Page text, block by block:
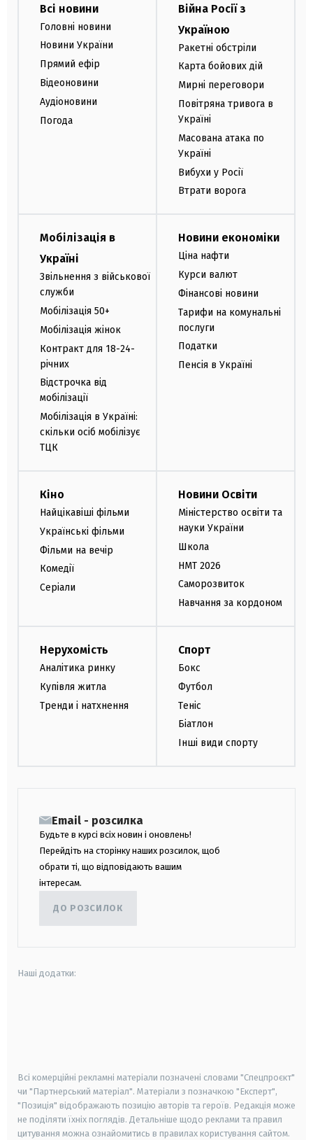
Всі новини
Головні новини
Новини України
Прямий ефір
Відеоновини
Аудіоновини
Погода
Війна Росії з
Україною
Ракетні обстріли
Карта бойових дій
Мирні переговори
Повітряна тривога в
Україні
Масована атака по
Україні
Вибухи у Росії
Втрати ворога
Мобілізація в
Україні
Звільнення з військової
служби
Мобілізація 50+
Мобілізація жінок
Контракт для 18-24-
річних
Відстрочка від
мобілізації
Мобілізація в Україні:
скільки осіб мобілізує
ТЦК
Новини економіки
Ціна нафти
Курси валют
Фінансові новини
Тарифи на комунальні
послуги
Податки
Пенсія в Україні
Кіно
Найцікавіші фільми
Українські фільми
Фільми на вечір
Комедії
Серіали
Новини Освіти
Міністерство освіти та
науки України
Школа
НМТ 2026
Саморозвиток
Навчання за кордоном
Нерухомість
Аналітика ринку
Купівля житла
Тренди і натхнення
Спорт
Бокс
Футбол
Теніс
Біатлон
Інші види спорту
Email - розсилка
Будьте в курсі всіх новин і оновлень!
Перейдіть на сторінку наших розсилок, щоб
обрати ті, що відповідають вашим
інтересам.
ДО РОЗСИЛОК
Наші додатки:
Всі комерційні рекламні матеріали позначені словами "Спецпроєкт"
чи "Партнерський матеріал". Матеріали з позначкою "Експерт",
"Позиція" відображають позицію авторів та героїв. Редакція може
не поділяти їхніх поглядів. Детальніше щодо реклами та правил
цитування можна ознайомитись в правилах користування сайтом.